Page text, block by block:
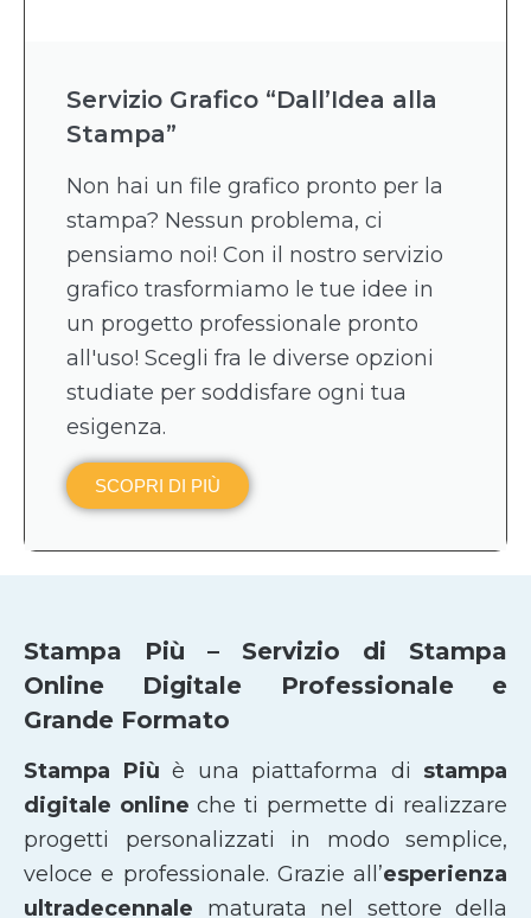
Servizio Grafico “Dall’Idea alla
Stampa”
Non hai un file grafico pronto per la
stampa? Nessun problema, ci
pensiamo noi! Con il nostro servizio
grafico trasformiamo le tue idee in
un progetto professionale pronto
all'uso! Scegli fra le diverse opzioni
studiate per soddisfare ogni tua
esigenza.
SCOPRI DI PIÙ
Stampa Più – Servizio di Stampa
Online Digitale Professionale e
Grande Formato
Stampa Più è una piattaforma di stampa
digitale online che ti permette di realizzare
progetti personalizzati in modo semplice,
veloce e professionale. Grazie all’esperienza
ultradecennale maturata nel settore della